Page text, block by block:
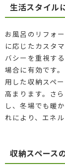
生活スタイル
お風呂のリフォ
に応じたカスタ
バシーを重視す
場合に有効です
用した収納スペ
高まります。さ
し、冬場でも暖
れにより、エネ
収納スペース